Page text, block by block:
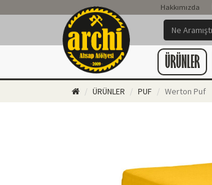
Hakkımızda
ÜRÜNLER
ÜRÜNLER PUF Werton Puf